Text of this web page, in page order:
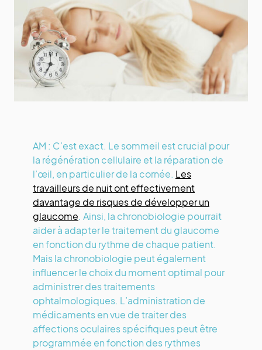
AM : C’est exact. Le sommeil est crucial pour
la régénération cellulaire et la réparation de
l’œil, en particulier de la cornée. Les
travailleurs de nuit ont effectivement
davantage de risques de développer un
glaucome. Ainsi, la chronobiologie pourrait
aider à adapter le traitement du glaucome
en fonction du rythme de chaque patient.
Mais la chronobiologie peut également
influencer le choix du moment optimal pour
administrer des traitements
ophtalmologiques. L’administration de
médicaments en vue de traiter des
affections oculaires spécifiques peut être
programmée en fonction des rythmes